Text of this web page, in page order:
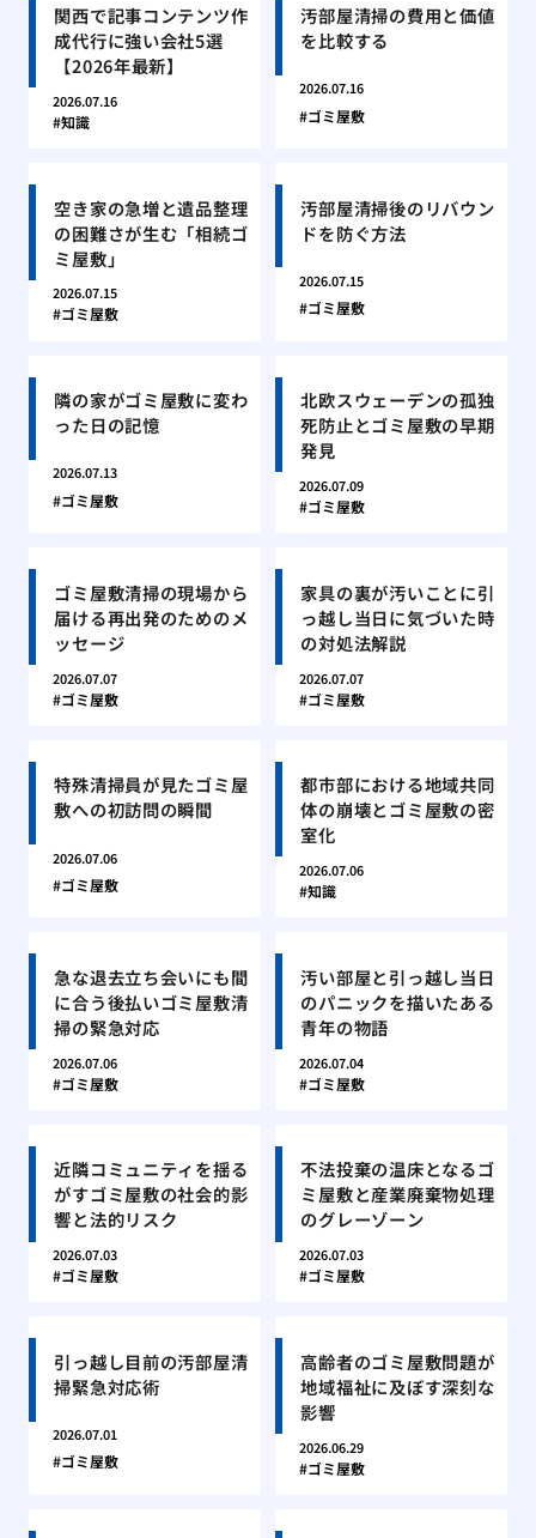
関西で記事コンテンツ作
成代行に強い会社5選
【2026年最新】
2026.07.16
知識
汚部屋清掃の費用と価値
を比較する
2026.07.16
ゴミ屋敷
空き家の急増と遺品整理
の困難さが生む「相続ゴ
ミ屋敷」
2026.07.15
ゴミ屋敷
汚部屋清掃後のリバウン
ドを防ぐ方法
2026.07.15
ゴミ屋敷
隣の家がゴミ屋敷に変わ
った日の記憶
2026.07.13
ゴミ屋敷
北欧スウェーデンの孤独
死防止とゴミ屋敷の早期
発見
2026.07.09
ゴミ屋敷
ゴミ屋敷清掃の現場から
届ける再出発のためのメ
ッセージ
2026.07.07
ゴミ屋敷
家具の裏が汚いことに引
っ越し当日に気づいた時
の対処法解説
2026.07.07
ゴミ屋敷
特殊清掃員が見たゴミ屋
敷への初訪問の瞬間
2026.07.06
ゴミ屋敷
都市部における地域共同
体の崩壊とゴミ屋敷の密
室化
2026.07.06
知識
急な退去立ち会いにも間
に合う後払いゴミ屋敷清
掃の緊急対応
2026.07.06
ゴミ屋敷
汚い部屋と引っ越し当日
のパニックを描いたある
青年の物語
2026.07.04
ゴミ屋敷
近隣コミュニティを揺る
がすゴミ屋敷の社会的影
響と法的リスク
2026.07.03
ゴミ屋敷
不法投棄の温床となるゴ
ミ屋敷と産業廃棄物処理
のグレーゾーン
2026.07.03
ゴミ屋敷
引っ越し目前の汚部屋清
掃緊急対応術
2026.07.01
ゴミ屋敷
高齢者のゴミ屋敷問題が
地域福祉に及ぼす深刻な
影響
2026.06.29
ゴミ屋敷